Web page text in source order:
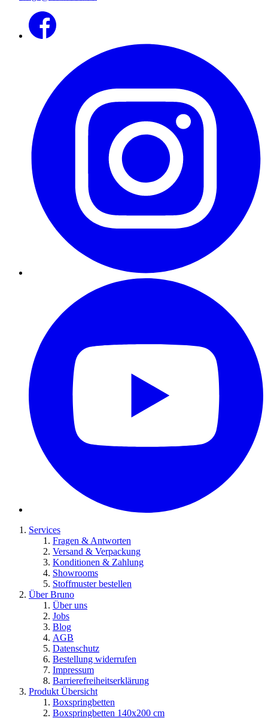
Services
Fragen & Antworten
Versand & Verpackung
Konditionen & Zahlung
Showrooms
Stoffmuster bestellen
Über Bruno
Über uns
Jobs
Blog
AGB
Datenschutz
Bestellung widerrufen
Impressum
Barrierefreiheitserklärung
Produkt Übersicht
Boxspringbetten
Boxspringbetten 140x200 cm